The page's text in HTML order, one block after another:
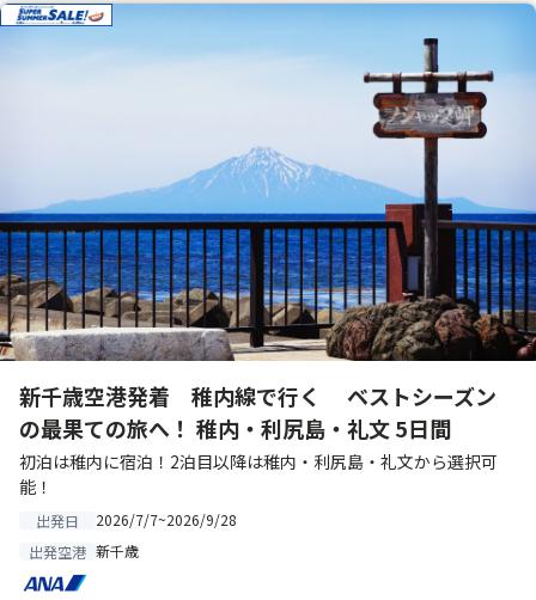
新千歳空港発着 稚内線で行く ベストシーズン
の最果ての旅へ！ 稚内・利尻島・礼文 5日間
初泊は稚内に宿泊！2泊目以降は稚内・利尻島・礼文から選択可
能！
出発日
2026/7/7~2026/9/28
出発空港 新千歳